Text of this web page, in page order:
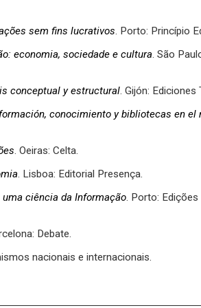
sem fins lucrativos. Porto: Princípio
economia, sociedade e cultura. São
conceptual y estructural. Gijón: Ediciones
conocimiento y bibliotecas en el
. Oeiras: Celta.
. Lisboa: Editorial Presença.
ciência da Informação. Porto: Edições
Debate.
nacionais e internacionais.